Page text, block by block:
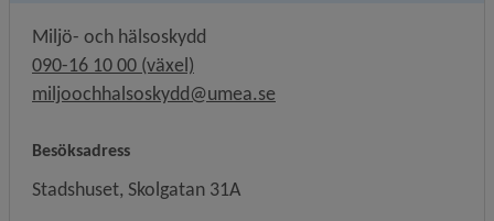
Miljö- och hälsoskydd
090-16 10 00 (växel)
miljoochhalsoskydd@umea.se
Besöksadress
Stadshuset, Skolgatan 31A